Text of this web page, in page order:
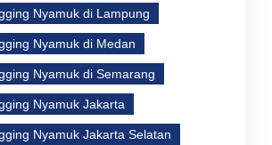
Nyamuk di Lampung
Nyamuk di Medan
Nyamuk di Semarang
Nyamuk Jakarta
Nyamuk Jakarta Selatan